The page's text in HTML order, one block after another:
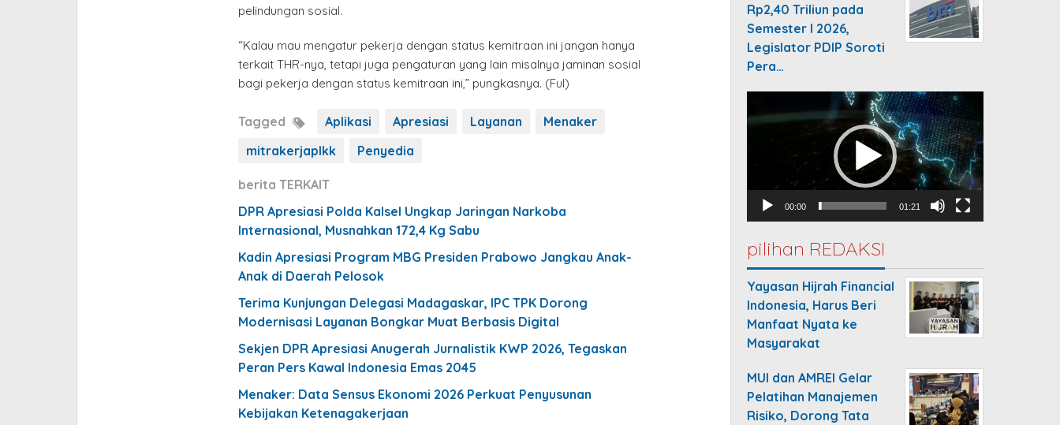
pelindungan sosial.
“Kalau mau mengatur pekerja dengan status kemitraan ini jangan hanya
terkait THR-nya, tetapi juga pengaturan yang lain misalnya jaminan sosial
bagi pekerja dengan status kemitraan ini,” pungkasnya. (Ful)
Tagged Aplikasi Apresiasi Layanan
Menaker
mitrakerjaplkk
Penyedia
berita TERKAIT
DPR Apresiasi Polda Kalsel Ungkap Jaringan Narkoba
Internasional, Musnahkan 172,4 Kg Sabu
Kadin Apresiasi Program MBG Presiden Prabowo Jangkau Anak-
Anak di Daerah Pelosok
Terima Kunjungan Delegasi Madagaskar, IPC TPK Dorong
Modernisasi Layanan Bongkar Muat Berbasis Digital
Sekjen DPR Apresiasi Anugerah Jurnalistik KWP 2026, Tegaskan
Peran Pers Kawal Indonesia Emas 2045
Menaker: Data Sensus Ekonomi 2026 Perkuat Penyusunan
Kebijakan Ketenagakerjaan
Rp2,40 Triliun pada
Semester I 2026,
Legislator PDIP Soroti
Pera…
Player
00:00 01:21
pilihan REDAKSI
Yayasan Hijrah Financial
Indonesia, Harus Beri
Manfaat Nyata ke
Masyarakat
MUI dan AMREI Gelar
Pelatihan Manajemen
Risiko, Dorong Tata